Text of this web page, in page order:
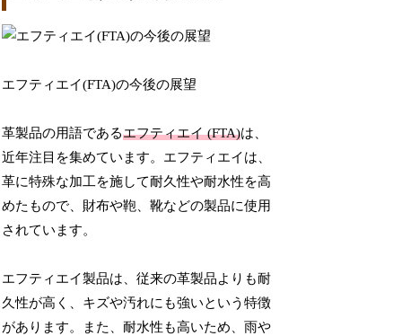
エフティエイ(FTA)の今後の展望
革製品の用語であるエフティエイ (FTA)は、
近年注目を集めています。エフティエイは、
革に特殊な加工を施して耐久性や耐水性を高
めたもので、財布や鞄、靴などの製品に使用
されています。
エフティエイ製品は、従来の革製品よりも耐
久性が高く、キズや汚れにも強いという特徴
があります。また、耐水性も高いため、雨や